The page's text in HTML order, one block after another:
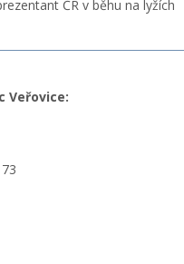
ČR v běhu na lyžích
Veřovice: